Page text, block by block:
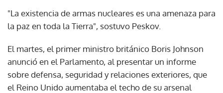
"La existencia de armas nucleares es una amenaza para
la paz en toda la Tierra", sostuvo Peskov.
El martes, el primer ministro británico Boris Johnson
anunció en el Parlamento, al presentar un informe
sobre defensa, seguridad y relaciones exteriores, que
el Reino Unido aumentaba el techo de su arsenal